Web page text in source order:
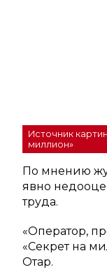
Источник
миллион»
По мнению
явно
труда.
«Оператор,
«Секрет на
Отар.